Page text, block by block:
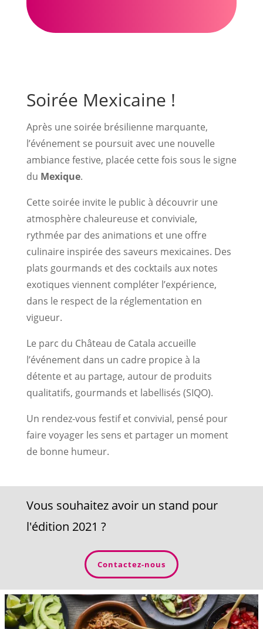
Soirée Mexicaine !
Après une soirée brésilienne marquante,
l’événement se poursuit avec une nouvelle
ambiance festive, placée cette fois sous le signe
du Mexique.
Cette soirée invite le public à découvrir une
atmosphère chaleureuse et conviviale,
rythmée par des animations et une offre
culinaire inspirée des saveurs mexicaines. Des
plats gourmands et des cocktails aux notes
exotiques viennent compléter l’expérience,
dans le respect de la réglementation en
vigueur.
Le parc du Château de Catala accueille
l’événement dans un cadre propice à la
détente et au partage, autour de produits
qualitatifs, gourmands et labellisés (SIQO).
Un rendez-vous festif et convivial, pensé pour
faire voyager les sens et partager un moment
de bonne humeur.
Vous souhaitez avoir un stand pour
l'édition 2021 ?
Contactez-nous